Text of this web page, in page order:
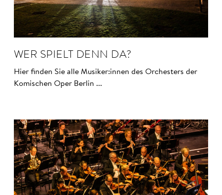
WER SPIELT DENN DA?
Hier finden Sie alle Musiker:innen des Orchesters der
Komischen Oper Berlin ...